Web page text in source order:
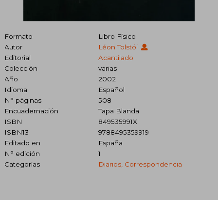
Formato
Libro Físico
Autor
Léon Tolstói
Editorial
Acantilado
Colección
varias
Año
2002
Idioma
Español
N° páginas
508
Encuadernación
Tapa Blanda
ISBN
849535991X
ISBN13
9788495359919
Editado en
España
N° edición
1
Categorías
Diarios, Correspondencia